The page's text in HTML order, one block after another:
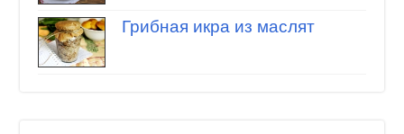
Грибная икра из маслят